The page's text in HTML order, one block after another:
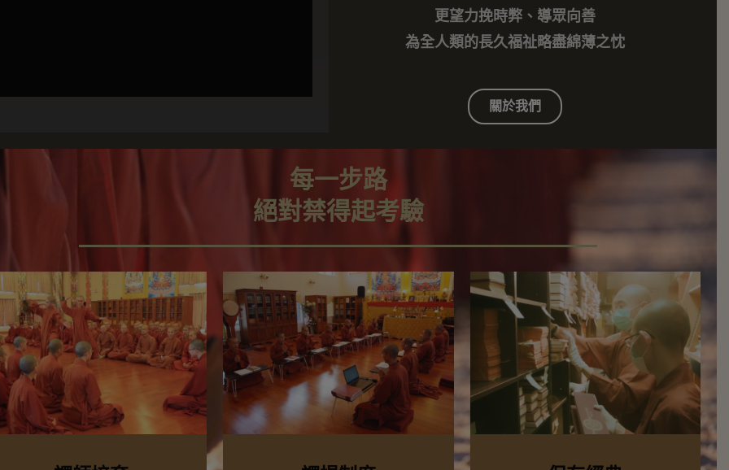
更望力挽時弊、導眾向善
為全人類的長久福祉略盡綿薄之忱
關於我們
每一步路
絕對禁得起考驗